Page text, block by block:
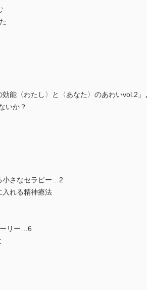
能〈わたし〉と〈あなた〉のあわいvol.2」
いか？
小さなセラピー…2
入れる精神療法
リー…6